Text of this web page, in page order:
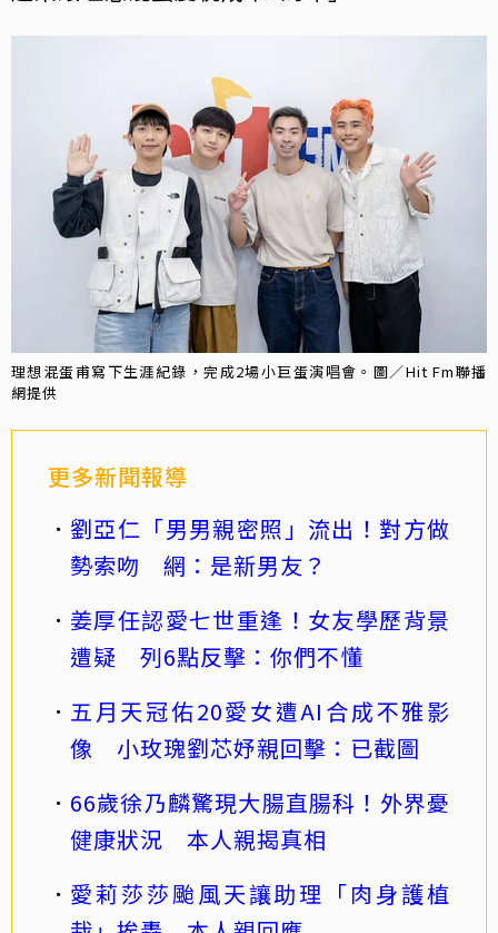
理想混蛋甫寫下生涯紀錄，完成2場小巨蛋演唱會。圖／Hit Fm聯播
網提供
更多新聞報導
劉亞仁「男男親密照」流出！對方做
勢索吻 網：是新男友？
姜厚任認愛七世重逢！女友學歷背景
遭疑 列6點反擊：你們不懂
五月天冠佑20愛女遭AI合成不雅影
像 小玫瑰劉芯妤親回擊：已截圖
66歲徐乃麟驚現大腸直腸科！外界憂
健康狀況 本人親揭真相
愛莉莎莎颱風天讓助理「肉身護植